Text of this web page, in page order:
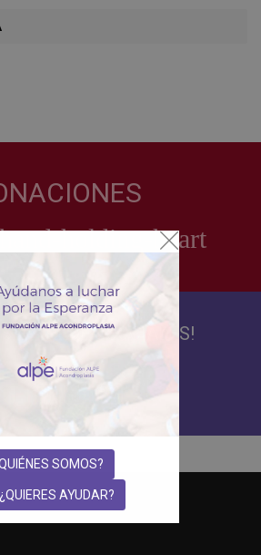
EN REDES SOCIALES!
SOMOS?
¿QUIERES AYUDAR?